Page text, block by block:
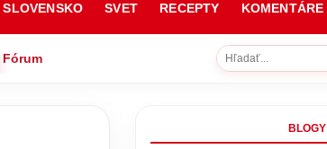
SLOVENSKO SVET RECEPTY KOMENTÁRE
Fórum
BLOGY